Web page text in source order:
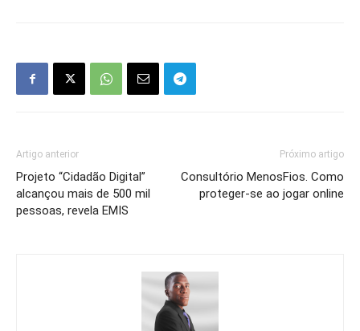
Artigo anterior
Projeto “Cidadão Digital”
alcançou mais de 500 mil
pessoas, revela EMIS
Próximo artigo
Consultório MenosFios. Como
proteger-se ao jogar online